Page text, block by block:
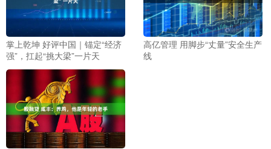
掌上乾坤 好评中国｜锚定“经济
强”，扛起“挑大梁”一片天
高亿管理 用脚步“丈量”安全生产
线